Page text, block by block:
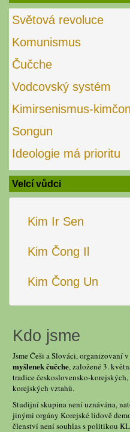
Světová revoluce
Komunismus
Čučche
Vodcovský systém
Kimirsenismus-
Songun
Ideologie má prioritu
Velcí vůdci
Kim Ir Sen
Kim Čong Il
Kim Čong Un
Kdo jsme
Jsme Češi a Slováci, organizovaní v
myšlenek čučche, založené 3.
tradice československo-
korejských vztahů.
Studijní skupina není uznávána,
jinými orgány Korejské lidově
členství není souhlas s politikou